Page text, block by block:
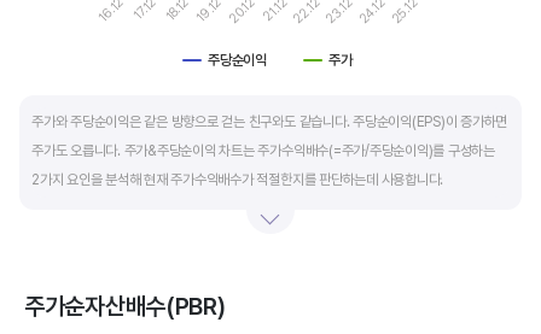
주당순이익 주가
16.12 17.12 18.12 19.12 20.12 21.1222.1223.12 24.12 25.12
주가와 주당순이익은 같은 방향으로 걷는 친구와도 같습니다. 주당순이익(EPS)이 증가하면
주가도 오릅니다. 주가&주당순이익 차트는 주가수익배수(=주가/주당순이익)를 구성하는
2가지 요인을 분석해 현재 주가수익배수가 적절한지를 판단하는데 사용합니다.
- 매수 검토 : 주당순이익 증가, 주가 상승
- 매도 검토 : 주당순이익 감소, 주가 횡보 또는 하락
주가순자산배수(PBR)